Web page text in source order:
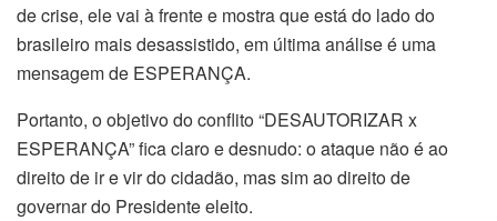
de crise, ele vai à frente e mostra que está do lado do
brasileiro mais desassistido, em última análise é uma
mensagem de ESPERANÇA.
Portanto, o objetivo do conflito “DESAUTORIZAR x
ESPERANÇA” fica claro e desnudo: o ataque não é ao
direito de ir e vir do cidadão, mas sim ao direito de
governar do Presidente eleito.